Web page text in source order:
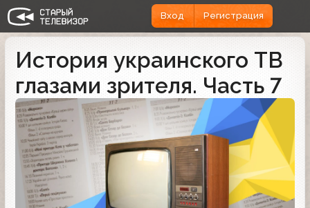
Вход Регистрация
История украинского ТВ
глазами зрителя. Часть 7